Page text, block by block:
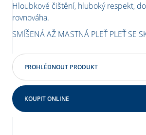
Hloubkové čištění, hluboký respekt,
rovnováha.
SMÍŠENÁ AŽ MASTNÁ PLEŤ PLEŤ SE
PROHLÉDNOUT PRODUKT
KOUPIT ONLINE